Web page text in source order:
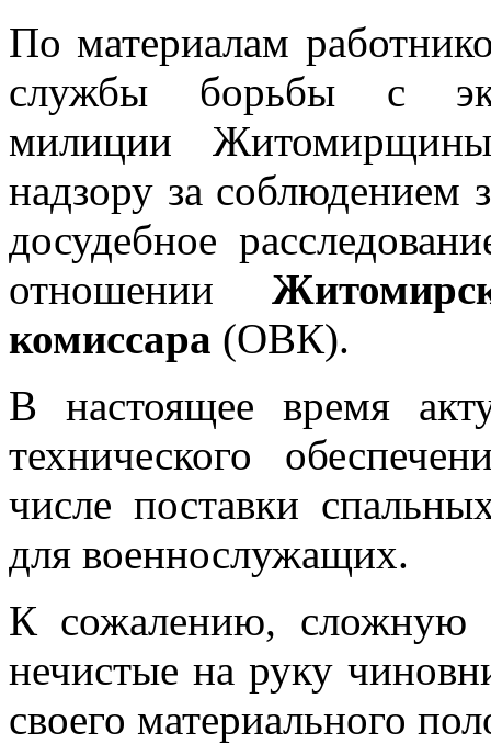
По материалам
службы борьбы с
милиции
надзору за соблюдением
досудебное
отношении
комиссара (ОВК).
В настоящее время
технического
числе поставки
для военнослужащих.
К сожалению, сложную
нечистые на руку
своего материального